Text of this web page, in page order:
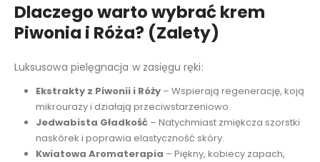
Dlaczego warto wybrać krem
Piwonia i Róża? (Zalety)
Luksusowa pielęgnacja w zasięgu ręki:
Ekstrakty z Piwonii i Róży– Wspierają regenerację, koją
mikrourazy i działają przeciwstarzeniowo.
Jedwabista Gładkość– Natychmiast zmiękcza szorstki
naskórek i poprawia elastyczność skóry.
Kwiatowa Aromaterapia – Piękny, kobiecy zapach,